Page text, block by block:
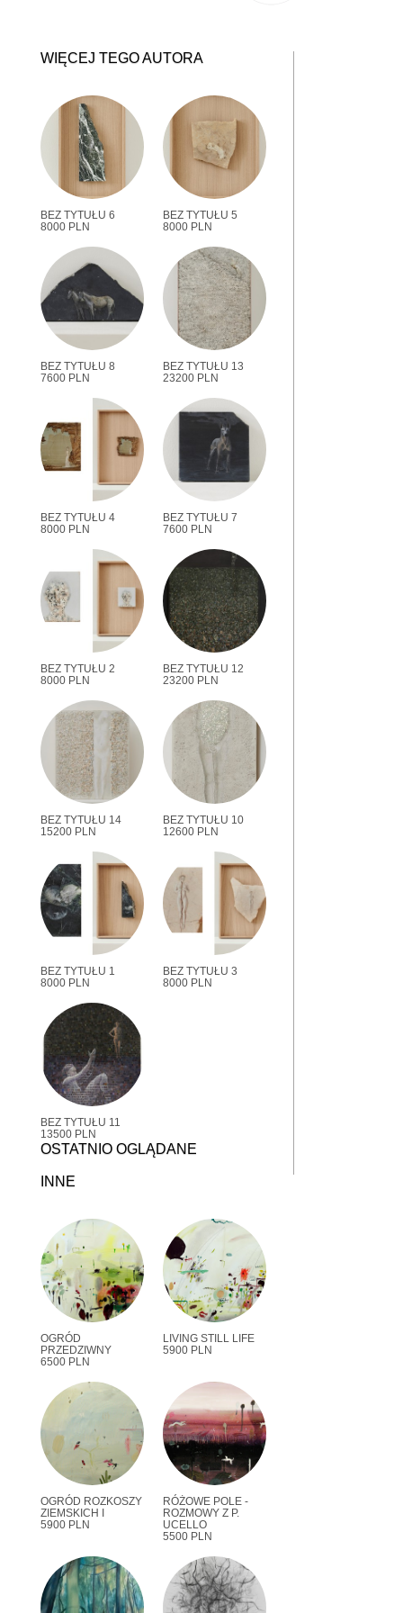
WIĘCEJ TEGO AUTORA
BEZ TYTUŁU 6
8000 PLN
BEZ TYTUŁU 5
8000 PLN
BEZ TYTUŁU 8
7600 PLN
BEZ TYTUŁU 13
23200 PLN
BEZ TYTUŁU 4
8000 PLN
BEZ TYTUŁU 7
7600 PLN
BEZ TYTUŁU 2
8000 PLN
BEZ TYTUŁU 12
23200 PLN
BEZ TYTUŁU 14
15200 PLN
BEZ TYTUŁU 10
12600 PLN
BEZ TYTUŁU 1
8000 PLN
BEZ TYTUŁU 3
8000 PLN
BEZ TYTUŁU 11
13500 PLN
OSTATNIO OGLĄDANE
INNE
OGRÓD
PRZEDZIWNY
6500 PLN
LIVING STILL LIFE
5900 PLN
OGRÓD ROZKOSZY
ZIEMSKICH I
5900 PLN
RÓŻOWE POLE -
ROZMOWY Z P.
UCELLO
5500 PLN